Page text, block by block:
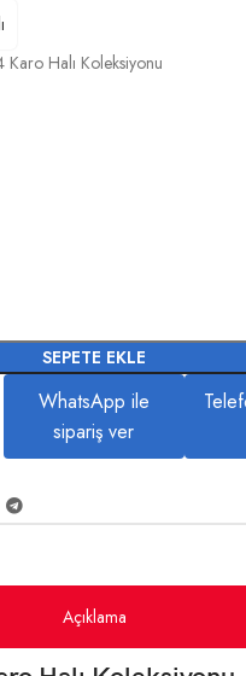
Halı Koleksiyonu
SEPETE EKLE
WhatsApp ile
sipariş ver
Açıklama